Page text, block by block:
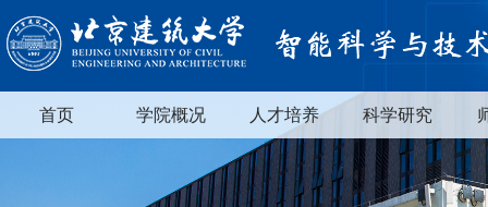
首页 学院概况 人才培养 科学研究